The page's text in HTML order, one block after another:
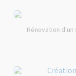
Rénovation d'un